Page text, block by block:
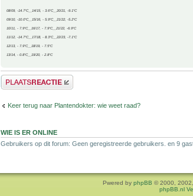
08/09, -14.7°C__14/15, - 3.6°C__20/21, -9.1°C
09/10, -10.0°C__15/16, - 5.9°C__21/22, -5.2°C
10/11, - 7.9°C__16/17, - 7.9°C__21/22, -6.9°C
11/12, -14.7°C__17/18, - 8.3°C__22/23, -7.1°C
12/13, - 7.9°C__18/19, - 7.5°C
13/14, - 0.8°C__19/20, - 2.8°C
Plaats een reactie
Keer terug naar Plantendokter: wie weet raad?
WIE IS ER ONLINE
Gebruikers op dit forum: Geen geregistreerde gebruikers. en 9
Pwered by phpBB © 2000,
phpBB.nl